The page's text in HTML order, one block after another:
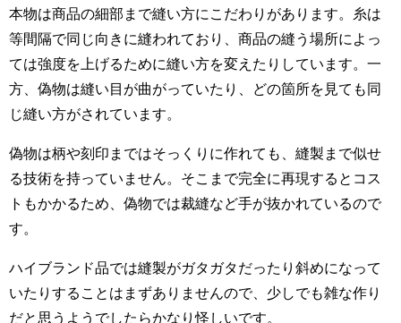
本物は商品の細部まで縫い方にこだわりがあります。糸は
等間隔で同じ向きに縫われており、商品の縫う場所によっ
ては強度を上げるために縫い方を変えたりしています。一
方、偽物は縫い目が曲がっていたり、どの箇所を見ても同
じ縫い方がされています。
偽物は柄や刻印まではそっくりに作れても、縫製まで似せ
る技術を持っていません。そこまで完全に再現するとコス
トもかかるため、偽物では裁縫など手が抜かれているので
す。
ハイブランド品では縫製がガタガタだったり斜めになって
いたりすることはまずありませんので、少しでも雑な作り
だと思うようでしたらかなり怪しいです。